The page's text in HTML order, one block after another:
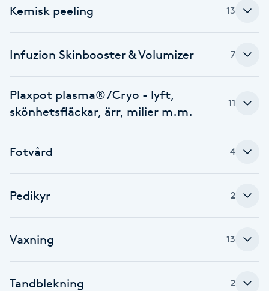
Gellack
Gellack med förstärkning
Gravidmassage
Gruppträning
H
Kemisk peeling 13
Infuzion Skinbooster & Volumizer 7
Plaxpot plasma® /Cryo - lyft,
skönhetsfläckar, ärr, milier m.m.
11
Fotvård 4
Pedikyr 2
Vaxning 13
Tandblekning 2